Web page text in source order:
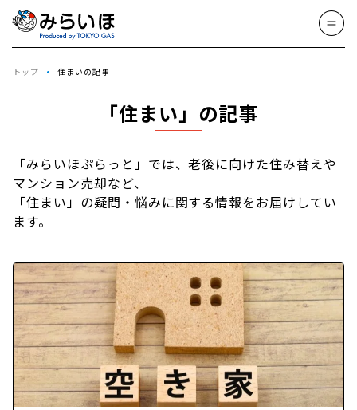
トップ 住まいの記事
「住まい」の記事
「みらいほぷらっと」では、老後に向けた住み替えや
マンション売却など、
「住まい」の疑問・悩みに関する情報をお届けしてい
ます。